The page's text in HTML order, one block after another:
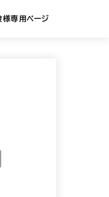
様専用ページ